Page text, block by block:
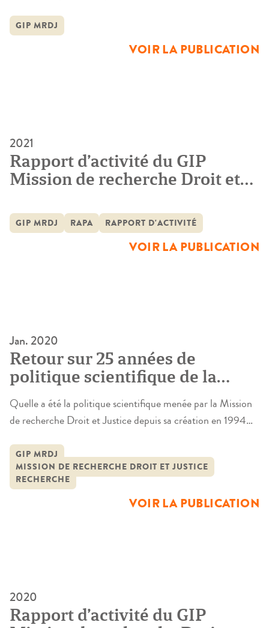
fonctionnement de la justice. Face à des drames humains et
aux réactions qu’ils entraînent, la justice ne reste pas sourde
face à cette émotion, mais […]
GIP MRDJ
VOIR LA PUBLICATION
2021
Rapport d’activité du GIP
Mission de recherche Droit et
GIP MRDJ RAPA RAPPORT D'ACTIVITÉ
VOIR LA PUBLICATION
Jan. 2020
Retour sur 25 années de
politique scientifique de la
Mission de recherche Droit et
Justice
Quelle a été la politique scientifique menée par la Mission
de recherche Droit et Justice depuis sa création en 1994
que s’est penché Simon Fulleda, auditeur de justice (élève
magistrat à l’École nationale de la magistrature) accueilli
en stage par la Mission de février à mars 2020. Son […]
GIP MRDJ
MISSION DE RECHERCHE DROIT ET JUSTICE
RECHERCHE
VOIR LA PUBLICATION
2020
Rapport d’activité du GIP